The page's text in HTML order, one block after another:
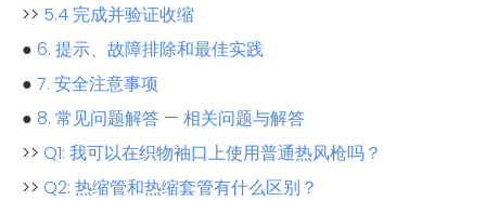
>> 5.4 完成并验证收缩
● 6. 提示、故障排除和最佳实践
● 7. 安全注意事项
● 8. 常见问题解答 — 相关问题与解答
>> Q1: 我可以在织物袖口上使用普通热风枪吗？
>> Q2: 热缩管和热缩套管有什么区别？